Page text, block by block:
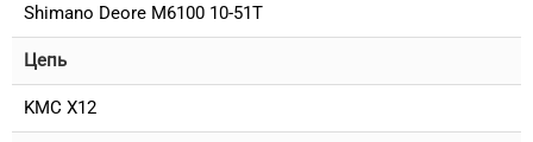
Shimano Deore M6100 10-51T
Цепь
KMC X12